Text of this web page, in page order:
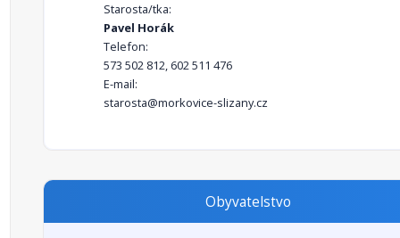
Starosta/tka:
Pavel Horák
Telefon:
573 502 812, 602 511 476
E-mail:
starosta@morkovice-slizany.cz
Obyvatelstvo